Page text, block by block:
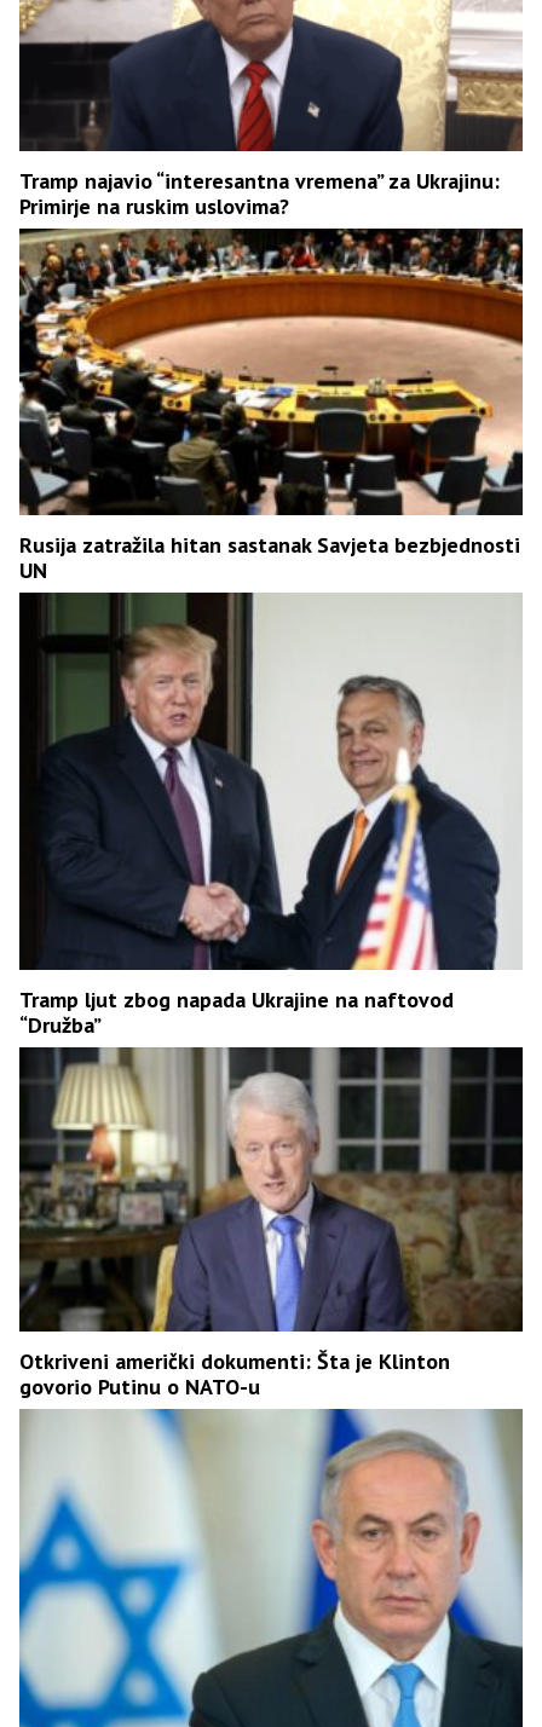
Tramp najavio “interesantna vremena” za Ukrajinu:
Primirje na ruskim uslovima?
Rusija zatražila hitan sastanak Savjeta bezbjednosti
UN
Tramp ljut zbog napada Ukrajine na naftovod
“Družba”
Otkriveni američki dokumenti: Šta je Klinton
govorio Putinu o NATO-u